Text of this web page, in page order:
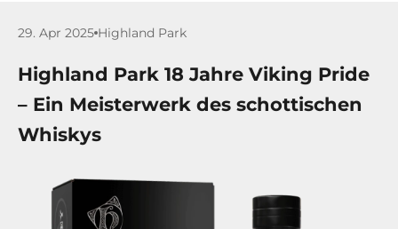
29. Apr 2025 Highland Park
Highland Park 18 Jahre Viking Pride
– Ein Meisterwerk des schottischen
Whiskys